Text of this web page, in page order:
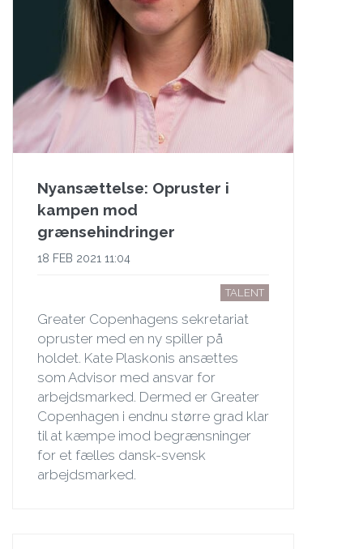
Nyansættelse: Opruster i
kampen mod
grænsehindringer
18 FEB 2021 11:04
TALENT
Greater Copenhagens sekretariat
opruster med en ny spiller på
holdet. Kate Plaskonis ansættes
som Advisor med ansvar for
arbejdsmarked. Dermed er Greater
Copenhagen i endnu større grad klar
til at kæmpe imod begrænsninger
for et fælles dansk-svensk
arbejdsmarked.